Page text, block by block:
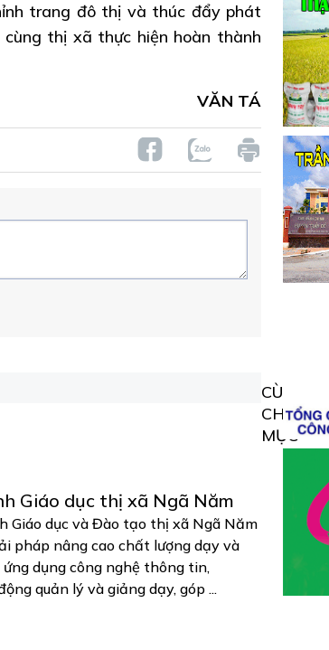
trang đô thị và thúc đẩy phát
thị xã thực hiện hoàn thành
VĂN TÁ
CÙNG
CHUYÊN
MỤC
Giáo dục thị xã Ngã Năm
Giáo dục và Đào tạo thị xã Ngã Năm
pháp nâng cao chất lượng dạy và
dụng công nghệ thông tin,
quản lý và giảng dạy, góp ...